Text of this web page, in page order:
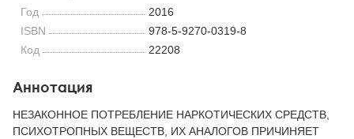
Год
2016
ISBN
978-5-9270-0319-8
Код
22208
Аннотация
НЕЗАКОННОЕ ПОТРЕБЛЕНИЕ НАРКОТИЧЕСКИХ СРЕДСТВ,
ПСИХОТРОПНЫХ ВЕЩЕСТВ, ИХ АНАЛОГОВ ПРИЧИНЯЕТ